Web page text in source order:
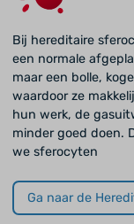
Bij hereditaire
een normale
maar een bolle,
waardoor ze
hun werk, de
minder goed doen.
we sferocyten
Ga naar de